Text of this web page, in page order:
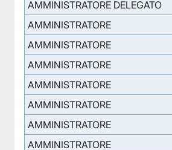
AMMINISTRATORE DELEGATO
AMMINISTRATORE
AMMINISTRATORE
AMMINISTRATORE
AMMINISTRATORE
AMMINISTRATORE
AMMINISTRATORE
AMMINISTRATORE